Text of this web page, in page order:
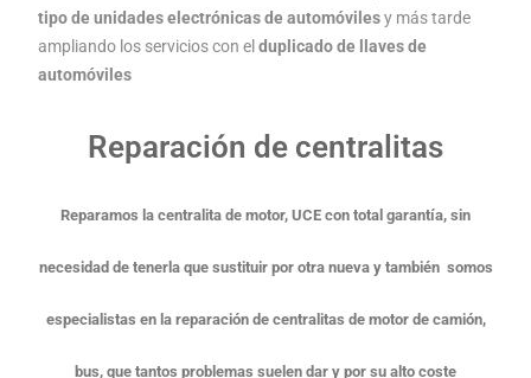
tipo de unidades electrónicas de automóvilesy más tarde
ampliando los servicios con elduplicado de llaves de
automóviles
Reparación de centralitas
Reparamos la centralita de motor, UCE con total garantía, sin
necesidad de tenerla que sustituir por otra nueva y también somos
especialistas en la reparación de centralitas de motor de camión,
bus, que tantos problemas suelen dar y por su alto coste